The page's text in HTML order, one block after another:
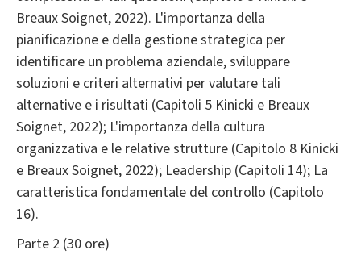
Breaux Soignet, 2022). L'importanza della
pianificazione e della gestione strategica per
identificare un problema aziendale, sviluppare
soluzioni e criteri alternativi per valutare tali
alternative e i risultati (Capitoli 5 Kinicki e Breaux
Soignet, 2022); L'importanza della cultura
organizzativa e le relative strutture (Capitolo 8 Kinicki
e Breaux Soignet, 2022); Leadership (Capitoli 14); La
caratteristica fondamentale del controllo (Capitolo
16).
Parte 2 (30 ore)